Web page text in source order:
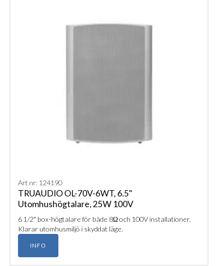
Art nr: 124190
TRUAUDIO OL-70V-6WT, 6.5"
Utomhushögtalare, 25W 100V
6 1/2" box-högtalare för både 8Ω och 100V installationer.
Klarar utomhusmiljö i skyddat läge.
INFO